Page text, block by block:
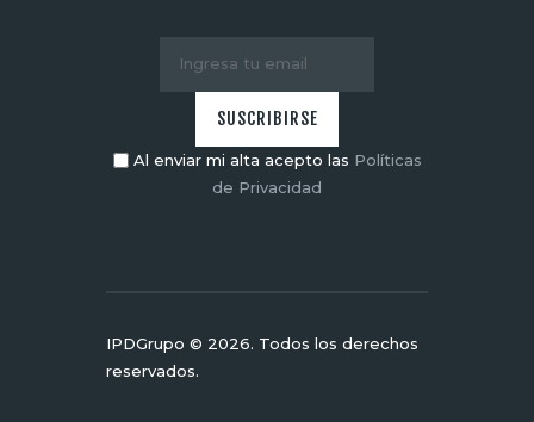
Al enviar mi alta acepto las Políticas
de Privacidad
IPDGrupo © 2026. Todos los derechos
reservados.